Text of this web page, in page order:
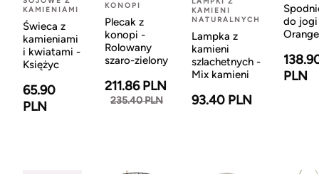
KAMIENIAMI
Świeca z
kamieniami
i kwiatami -
Księżyc
65.90
PLN
KONOPI
Plecak z
konopi -
Rolowany
szaro-zielony
211.86 PLN
235.40 PLN
KAMIENI
NATURALNYCH
Lampka z
kamieni
szlachetnych -
Mix kamieni
93.40 PLN
do
Orange
PLN